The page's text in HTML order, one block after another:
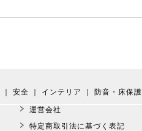
安全 インテリア 防音・床保護
運営会社
特定商取引法に基づく表記